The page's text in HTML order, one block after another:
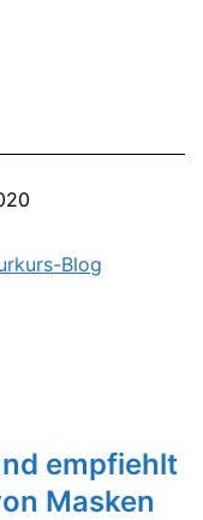
Blog
empfiehlt
Masken